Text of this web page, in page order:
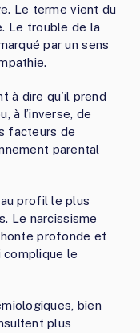
Le terme vient du
Le trouble de la
par un sens
à dire qu’il prend
à l’inverse, de
facteurs de
parental
profil le plus
Le narcissisme
honte profonde et
complique le
bien
plus